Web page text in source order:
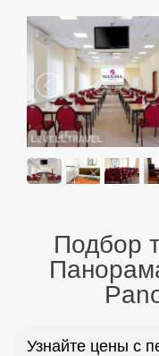
Подбор
Узнайте цены с